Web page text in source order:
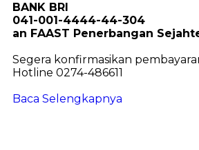
BANK BRI
041-001-4444-44-304
an FAAST Penerbangan
Segera konfirmasikan
Hotline 0274-486611
Baca Selengkapnya